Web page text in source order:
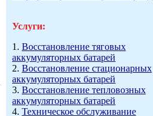
Услуги:
1. Восстановление тяговых
аккумуляторных батарей
2. Восстановление стационарных
аккумуляторных батарей
3. Восстановление тепловозных
аккумуляторных батарей
4. Техническое обслуживание